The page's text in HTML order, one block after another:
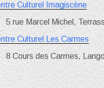
Culturel Imagiscène
5 rue Marcel Michel,
Culturel Les Carmes
8 Cours des Carmes,